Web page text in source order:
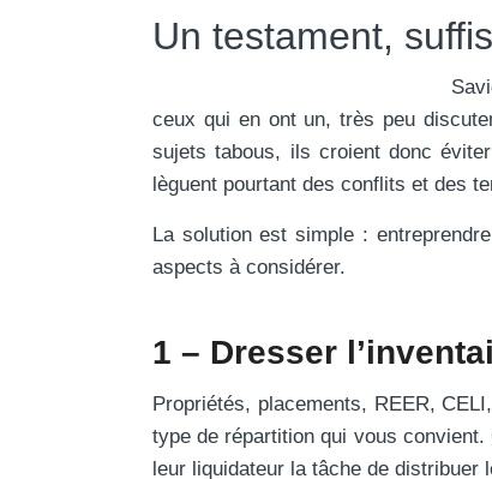
Un testament,
ceux qui en ont un, très peu
sujets tabous, ils croient donc
lèguent pourtant des conflits et des
La solution est simple :
aspects à considérer.
1 – Dresser
Propriétés, placements, REER,
type de répartition qui vous
leur liquidateur la tâche de